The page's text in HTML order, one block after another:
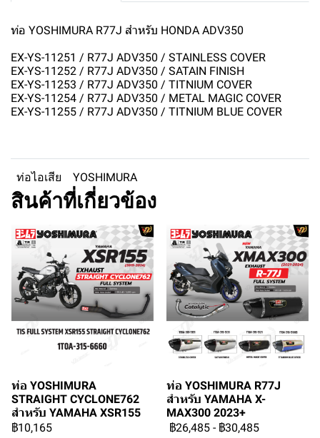
ท่อ YOSHIMURA R77J สำหรับ HONDA ADV350
EX-YS-11251 / R77J ADV350 / STAINLESS COVER
EX-YS-11252 / R77J ADV350 / SATAIN FINISH
EX-YS-11253 / R77J ADV350 / TITNIUM COVER
EX-YS-11254 / R77J ADV350 / METAL MAGIC COVER
EX-YS-11255 / R77J ADV350 / TITNIUM BLUE COVER
ท่อไอเสีย YOSHIMURA
สินค้าที่เกี่ยวข้อง
ท่อ YOSHIMURA
STRAIGHT CYCLONE762
สำหรับ YAMAHA XSR155
฿10,165
ท่อ YOSHIMURA R77J
สำหรับ YAMAHA X-
MAX300 2023+
฿26,485 - ฿30,485